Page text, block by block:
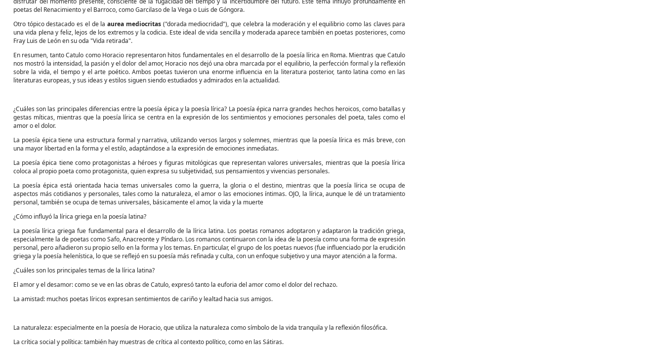
poetas del Renacimiento y el Barroco, como Garcilaso de la Vega o Luis de Góngora.
Otro tópico destacado es el de laaurea mediocritas("dorada mediocridad"), que celebra la moderación y el equilibrio como las claves para
una vida plena y feliz, lejos de los extremos y la codicia. Este ideal de vida sencilla y moderada aparece también en poetas posteriores, como
Fray Luis de León en su oda "Vida retirada".
En resumen, tanto Catulo como Horacio representaron hitos fundamentales en el desarrollo de la poesía lírica en Roma. Mientras que Catulo
nos mostró la intensidad, la pasión y el dolor del amor, Horacio nos dejó una obra marcada por el equilibrio, la perfección formal y la reflexión
sobre la vida, el tiempo y el arte poético. Ambos poetas tuvieron una enorme influencia en la literatura posterior, tanto latina como en las
literaturas europeas, y sus ideas y estilos siguen siendo estudiados y admirados en la actualidad.
¿Cuáles son las principales diferencias entre la poesía épica y la poesía lírica? La poesía épica narra grandes hechos heroicos, como batallas y
gestas míticas, mientras que la poesía lírica se centra en la expresión de los sentimientos y emociones personales del poeta, tales como el
amor o el dolor.
La poesía épica tiene una estructura formal y narrativa, utilizando versos largos y solemnes, mientras que la poesía lírica es más breve, con
una mayor libertad en la forma y el estilo, adaptándose a la expresión de emociones inmediatas.
La poesía épica tiene como protagonistas a héroes y figuras mitológicas que representan valores universales, mientras que la poesía lírica
coloca al propio poeta como protagonista, quien expresa su subjetividad, sus pensamientos y vivencias personales.
La poesía épica está orientada hacia temas universales como la guerra, la gloria o el destino, mientras que la poesía lírica se ocupa de
aspectos más cotidianos y personales, tales como la naturaleza, el amor o las emociones íntimas. OJO, la lírica, aunque le dé un tratamiento
personal, también se ocupa de temas universales, básicamente el amor, la vida y la muerte
¿Cómo influyó la lírica griega en la poesía latina?
La poesía lírica griega fue fundamental para el desarrollo de la lírica latina. Los poetas romanos adoptaron y adaptaron la tradición griega,
especialmente la de poetas como Safo, Anacreonte y Píndaro. Los romanos continuaron con la idea de la poesía como una forma de expresión
personal, pero añadieron su propio sello en la forma y los temas. En particular, el grupo de los poetas nuevos (fue influenciado por la erudición
griega y la poesía helenística, lo que se reflejó en su poesía más refinada y culta, con un enfoque subjetivo y una mayor atención a la forma.
¿Cuáles son los principales temas de la lírica latina?
El amor y el desamor: como se ve en las obras de Catulo, expresó tanto la euforia del amor como el dolor del rechazo.
La amistad: muchos poetas líricos expresan sentimientos de cariño y lealtad hacia sus amigos.
La naturaleza: especialmente en la poesía de Horacio, que utiliza la naturaleza como símbolo de la vida tranquila y la reflexión filosófica.
La crítica social y política: también hay muestras de crítica al contexto político, como en las Sátiras.